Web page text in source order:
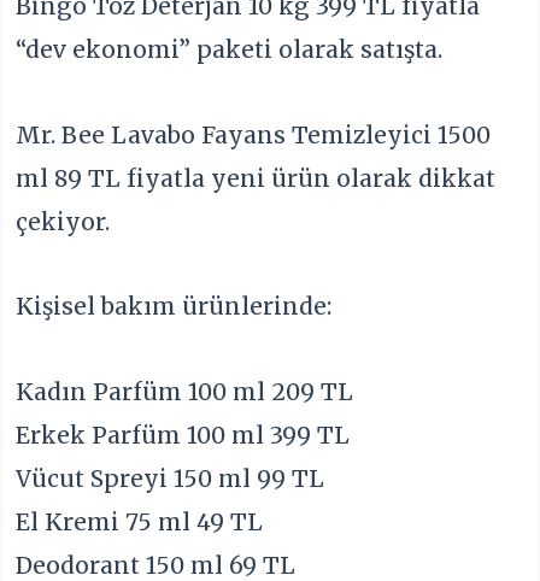
Bingo Toz Deterjan 10 kg 399 TL fiyatla
“dev ekonomi” paketi olarak satışta.
Mr. Bee Lavabo Fayans Temizleyici 1500
ml 89 TL fiyatla yeni ürün olarak dikkat
çekiyor.
Kişisel bakım ürünlerinde:
Kadın Parfüm 100 ml 209 TL
Erkek Parfüm 100 ml 399 TL
Vücut Spreyi 150 ml 99 TL
El Kremi 75 ml 49 TL
Deodorant 150 ml 69 TL